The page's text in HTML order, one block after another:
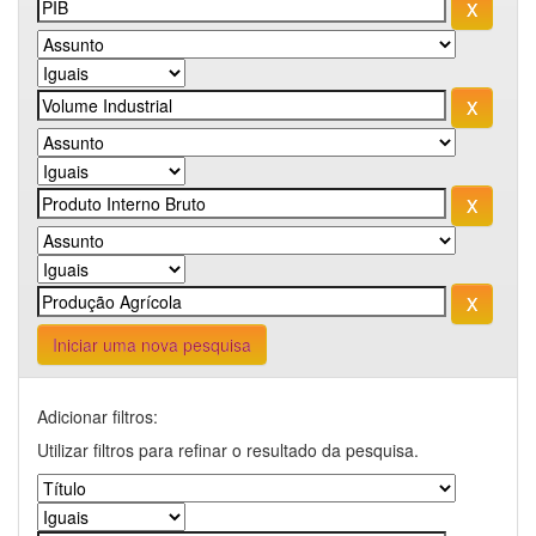
Iniciar uma nova pesquisa
Adicionar filtros:
Utilizar filtros para refinar o resultado da pesquisa.